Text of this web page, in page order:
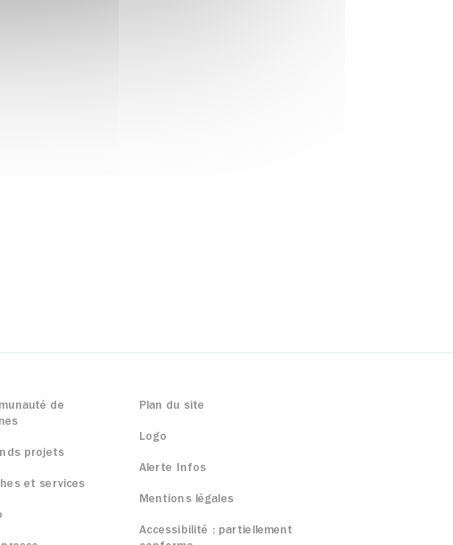
de
projets
et services
Plan du site
Logo
Alerte Infos
Mentions légales
Accessibilité : partiellement